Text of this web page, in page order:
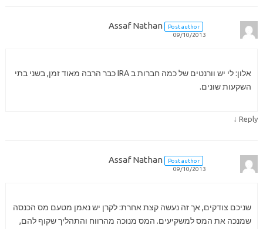
Assaf Nathan
Post author
09/10/2013
אלון: לי יש וורנטים של כמה חברות ב IRA כבר הרבה מאוד זמן, בשני בתי
השקעות שונים.
Reply
↓
Assaf Nathan
Post author
09/10/2013
שניכם צודקים, אך זה נעשה קצת אחרת: לקרן יש נאמן מטעם מס הכנסה
שמנכה את המס למשקיעים. המס מנוכה מהרווח והתהליך שקוף להם,